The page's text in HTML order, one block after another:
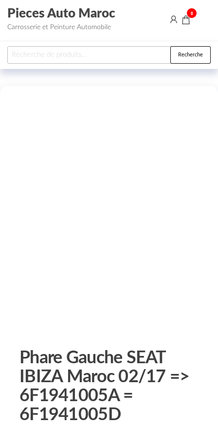
Aller au contenu
Pieces Auto Maroc
Carrosserie et Peinture Automobile
0
Recherche pour : Recherche
Phare Gauche SEAT
IBIZA Maroc 02/17 =>
6F1941005A =
6F1941005D